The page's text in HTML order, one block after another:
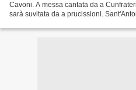
Cavoni. A messa cantata da a
sarà suvitata da a prucissioni.